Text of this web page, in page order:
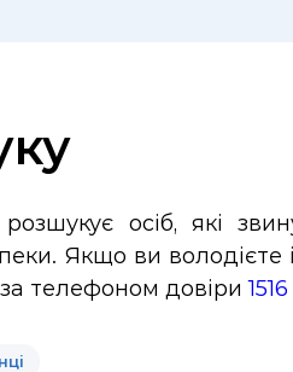
осіб, які
Якщо ви
за телефоном довіри1516